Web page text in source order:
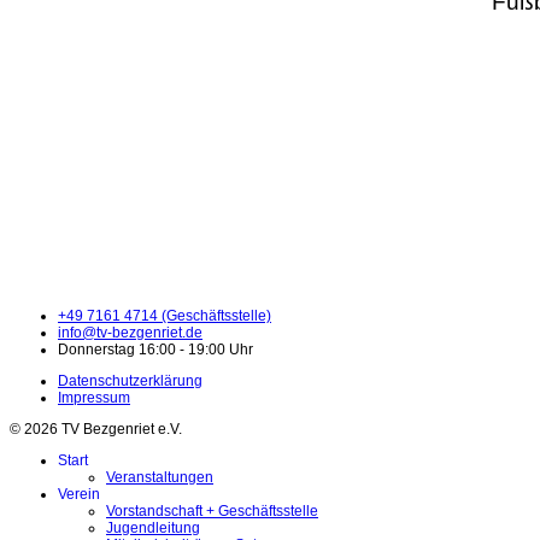
+49 7161 4714 (Geschäftsstelle)
info@tv-bezgenriet.de
Donnerstag 16:00 - 19:00 Uhr
Datenschutzerklärung
Impressum
© 2026 TV Bezgenriet e.V.
Start
Veranstaltungen
Verein
Vorstandschaft + Geschäftsstelle
Jugendleitung